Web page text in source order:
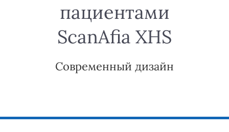
пациентами
ScanAfia XHS
Современный дизайн